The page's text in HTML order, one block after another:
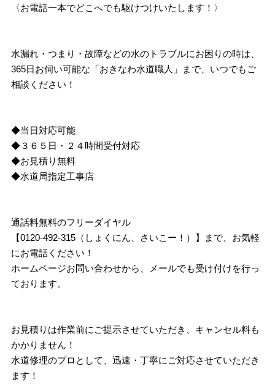
〈お電話一本でどこへでも駆けつけいたします！〉
水漏れ・つまり・故障などの水のトラブルにお困りの時は、
365日お伺い可能な「おきなわ水道職人」まで、いつでもご
相談ください！
◆当日対応可能
◆３６５日・２４時間受付対応
◆お見積り無料
◆水道局指定工事店
通話料無料のフリーダイヤル
【0120-492-315（しょくにん、さいこー！）】まで、お気軽
にお電話ください！
ホームページお問い合わせから、メールでも受け付けを行っ
ております。
お見積りは作業前にご提示させていただき、キャンセル料も
かかりません！
水道修理のプロとして、迅速・丁寧にご対応させていただき
ます！